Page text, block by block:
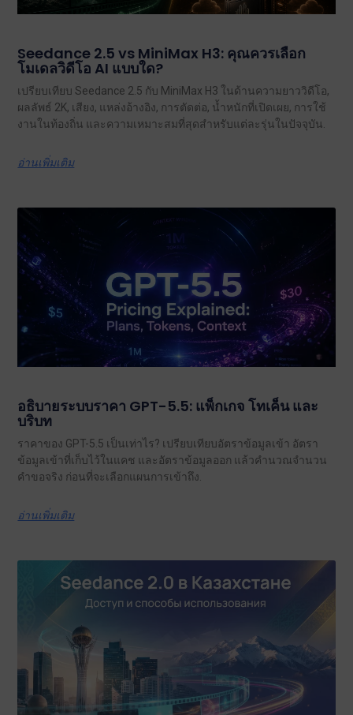
Seedance 2.5 vs MiniMax H3: คุณควรเลือก
โมเดลวิดีโอ AI แบบใด?
เปรียบเทียบ Seedance 2.5 กับ MiniMax H3 ในด้านความยาววิดีโอ,
ผลลัพธ์ 2K, เสียง, แหล่งอ้างอิง, การตัดต่อ, น้ำหนักที่เปิดเผย, การใช้
งานในท้องถิ่น และความเหมาะสมที่สุดสำหรับแต่ละรุ่นในปัจจุบัน.
อ่านเพิ่มเติม
อธิบายระบบราคา GPT-5.5: แพ็กเกจ โทเค็น และ
บริบท
ราคาของ GPT-5.5 เป็นเท่าไร? เปรียบเทียบอัตราข้อมูลเข้า อัตรา
ข้อมูลเข้าที่เก็บไว้ในแคช และอัตราข้อมูลออก แล้วคำนวณจำนวน
คำขอจริง ก่อนที่จะเลือกแผนการเข้าถึง.
อ่านเพิ่มเติม